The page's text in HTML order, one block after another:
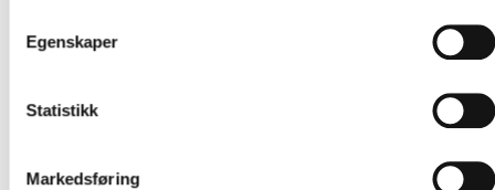
Egenskaper
Statistikk
Markedsføring